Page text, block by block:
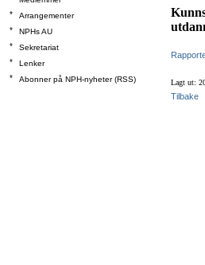
*
Arrangementer
*
NPHs AU
*
Sekretariat
*
Lenker
*
Abonner på NPH-nyheter (RSS) Lagt ut:
Tilbake